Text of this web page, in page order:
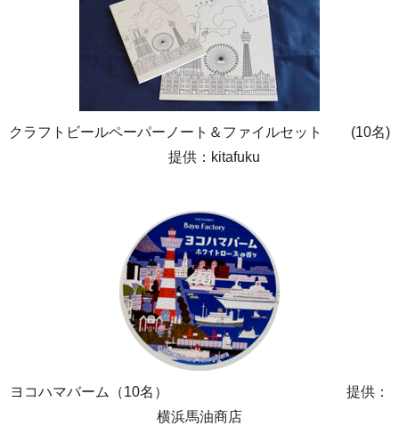
クラフトビールペーパーノート＆ファイルセット (10名)
提供：kitafuku
ヨコハマバーム（10名） 提供：
横浜馬油商店